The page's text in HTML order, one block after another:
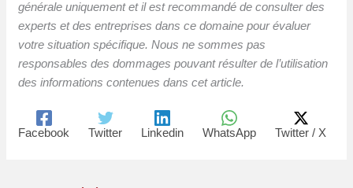
générale uniquement et il est recommandé de consulter des
experts et des entreprises dans ce domaine pour évaluer
votre situation spécifique. Nous ne sommes pas
responsables des dommages pouvant résulter de l’utilisation
des informations contenues dans cet article.
Facebook Twitter Linkedin WhatsApp Twitter / X